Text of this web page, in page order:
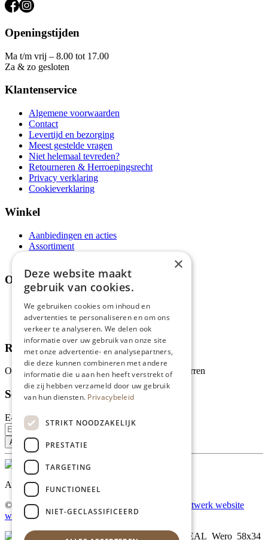
Openingstijden
Ma t/m vrij – 8.00 tot 17.00
Za & zo gesloten
Klantenservice
Algemene voorwaarden
Contact
Levertijd en bezorging
Meest gestelde vragen
Niet helemaal tevreden?
Retourneren & Herroepingsrecht
Privacy verklaring
Cookieverklaring
Winkel
Aanbiedingen en acties
Assortiment
Over ons
Wie zijn wij?
Recepten
Tips
Recensies
Onze klanten waarderen ons met 4.9 van de 5 sterren
Schrijf je in voor onze nieuwsbrief
E-mailadres
Al onze prijzen zijn incl. BTW
© Copyright 2026 Limburgs Bakwinkeltje |
Maatwerk website
webmix
×
Deze website maakt
gebruik van cookies.
We gebruiken cookies om inhoud en
advertenties te personaliseren en om ons
verkeer te analyseren. We delen ook
informatie over uw gebruik van onze site
met onze advertentie- en analysepartners,
die deze kunnen combineren met andere
informatie die u aan hen heeft verstrekt of
die zij hebben verzameld door uw gebruik
van hun diensten. Privacybeleid
STRIKT NOODZAKELIJK
PRESTATIE
TARGETING
FUNCTIONEEL
NIET-GECLASSIFICEERD